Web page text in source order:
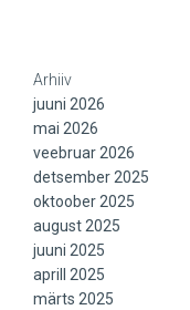
Arhiiv
juuni 2026
mai 2026
veebruar 2026
detsember 2025
oktoober 2025
august 2025
juuni 2025
aprill 2025
märts 2025